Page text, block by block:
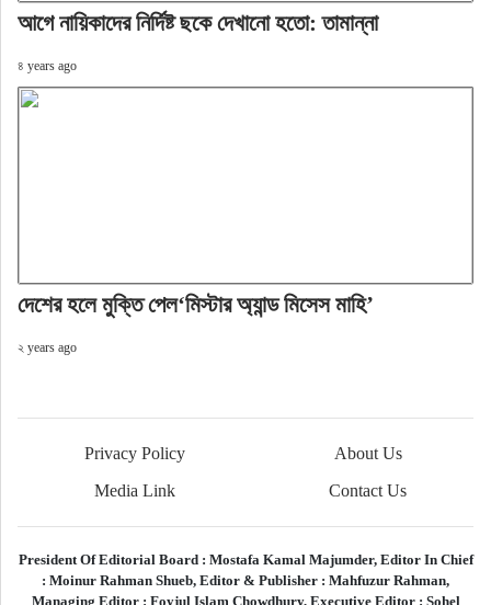
আগে নায়িকাদের নির্দিষ্ট ছকে দেখানো হতো: তামান্না
৪ years ago
দেশের হলে মুক্তি পেল‘মিস্টার অ্যান্ড মিসেস মাহি’
২ years ago
Privacy Policy
About Us
Media Link
Contact Us
President Of Editorial Board : Mostafa Kamal Majumder, Editor In Chief
: Moinur Rahman Shueb, Editor & Publisher : Mahfuzur Rahman,
Managing Editor : Foyjul Islam Chowdhury, Executive Editor : Sohel